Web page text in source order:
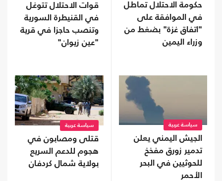
حكومة الاحتلال تماطل
في الموافقة على
"اتفاق غزة" بضغط من
وزراء اليمين
قوات الاحتلال تتوغل
في القنيطرة السورية
وتنصب حاجزا في قرية
"عين زيوان"
سياسة عربية
الجيش اليمني يعلن
تدمير زورق مفخخ
للحوثيين في البحر
الأحمر
سياسة عربية
قتلى ومصابون في
هجوم للدعم السريع
بولاية شمال كردفان